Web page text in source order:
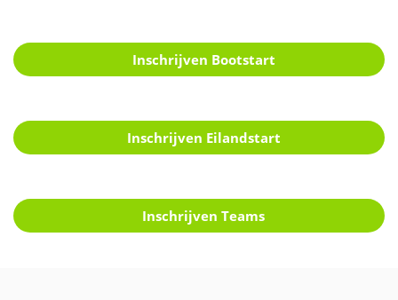
Inschrijven Bootstart
Inschrijven Eilandstart
Inschrijven Teams